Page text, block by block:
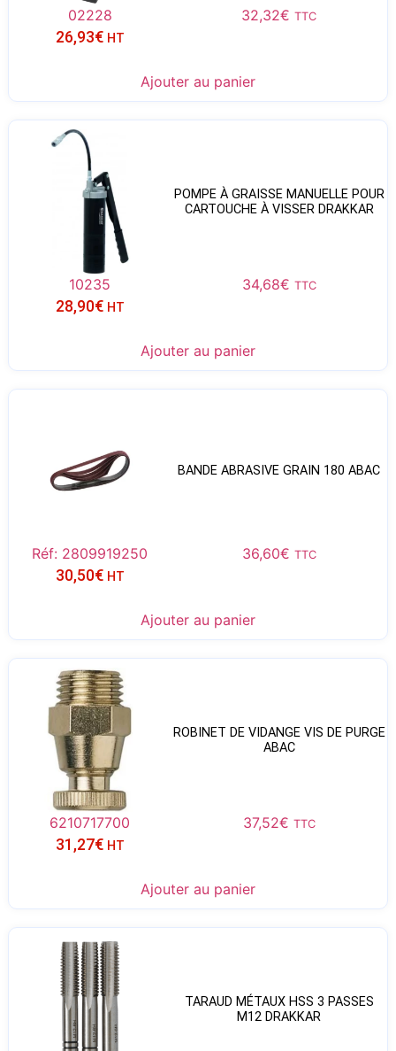
02228 32,32€ TTC
26,93€ HT
Ajouter au panier
POMPE À GRAISSE MANUELLE POUR
CARTOUCHE À VISSER DRAKKAR
10235 34,68€ TTC
28,90€ HT
Ajouter au panier
BANDE ABRASIVE GRAIN 180 ABAC
Réf: 2809919250 36,60€ TTC
30,50€ HT
Ajouter au panier
ROBINET DE VIDANGE VIS DE PURGE
ABAC
6210717700 37,52€ TTC
31,27€ HT
Ajouter au panier
TARAUD MÉTAUX HSS 3 PASSES
M12 DRAKKAR